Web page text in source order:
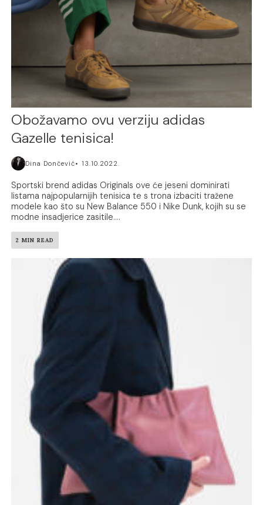
Obožavamo ovu verziju adidas
Gazelle tenisica!
Dina Dončević 13.10.2022.
Sportski brend adidas Originals ove će jeseni dominirati
listama najpopularnijih tenisica te s trona izbaciti tražene
modele kao što su New Balance 550 i Nike Dunk, kojih su se
modne insadjerice zasitile....
2 MIN READ